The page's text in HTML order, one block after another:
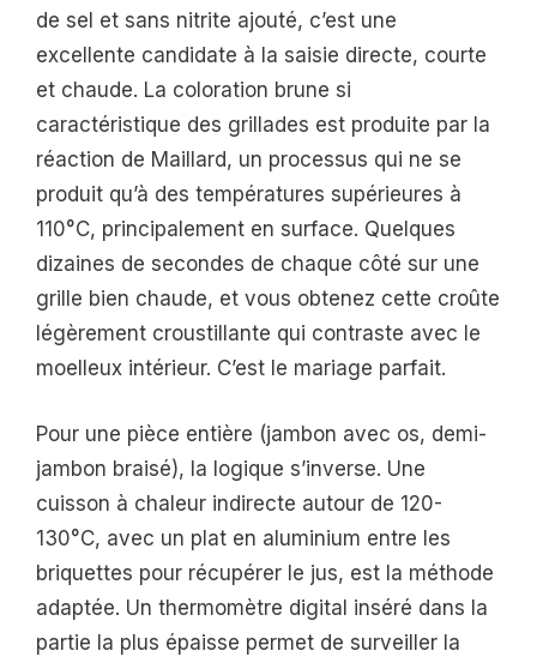
de sel et sans nitrite ajouté, c’est une
excellente candidate à la saisie directe, courte
et chaude. La coloration brune si
caractéristique des grillades est produite par la
réaction de Maillard, un processus qui ne se
produit qu’à des températures supérieures à
110°C, principalement en surface. Quelques
dizaines de secondes de chaque côté sur une
grille bien chaude, et vous obtenez cette croûte
légèrement croustillante qui contraste avec le
moelleux intérieur. C’est le mariage parfait.
Pour une pièce entière (jambon avec os, demi-
jambon braisé), la logique s’inverse. Une
cuisson à chaleur indirecte autour de 120-
130°C, avec un plat en aluminium entre les
briquettes pour récupérer le jus, est la méthode
adaptée. Un thermomètre digital inséré dans la
partie la plus épaisse permet de surveiller la